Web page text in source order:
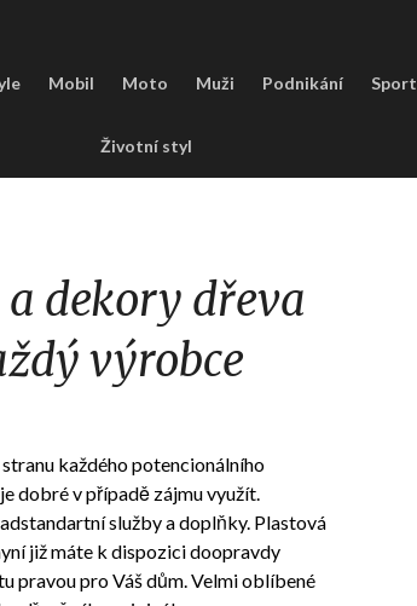
Mobil Moto Muži Podnikání Sport
Životní styl
dekory dřeva
výrobce
každého potencionálního
dobré v případě zájmu využít.
služby a doplňky. Plastová
již máte k dispozici doopravdy
pravou pro Váš dům. Velmi oblíbené